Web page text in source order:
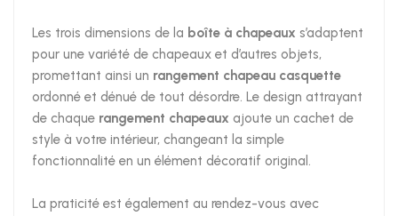
Les trois dimensions de la boîte à chapeaux s’adaptent
pour une variété de chapeaux et d’autres objets,
promettant ainsi un rangement chapeau casquette
ordonné et dénué de tout désordre. Le design attrayant
de chaque rangement chapeaux ajoute un cachet de
style à votre intérieur, changeant la simple
fonctionnalité en un élément décoratif original.
La praticité est également au rendez-vous avec